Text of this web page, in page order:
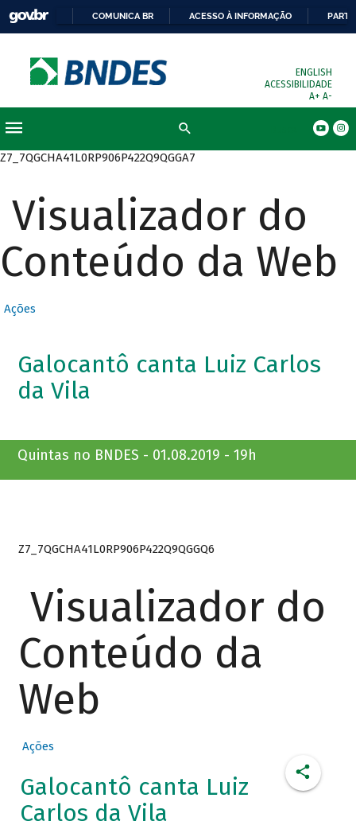
COMUNICA BR ACESSO À INFORMAÇÃO
ENGLISH
ACESSIBILIDADE
A+ A-
Z7_7QGCHA41L0RP906P422Q9QGGA7
Visualizador do
Conteúdo da Web
Ações
Galocantô canta Luiz Carlos
da Vila
Quintas no BNDES - 01.08.2019 - 19h
Z7_7QGCHA41L0RP906P422Q9QGGQ6
Visualizador do
Conteúdo da
Web
Ações
Galocantô canta Luiz
Carlos da Vila